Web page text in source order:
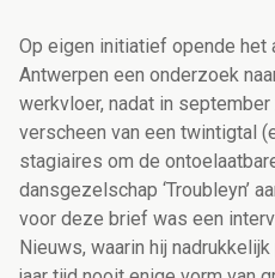
Op eigen initiatief opende het
Antwerpen een onderzoek
werkvloer, nadat in
verscheen van een twintigtal
stagiaires om de
dansgezelschap ‘Troubleyn’
voor deze brief was een
Nieuws, waarin hij